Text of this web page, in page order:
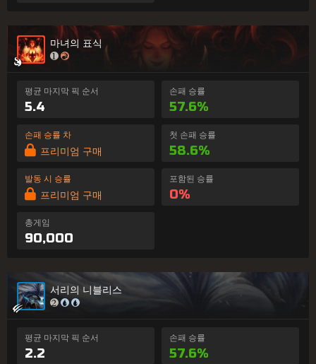
마녀의 표식
평균 마지막 픽 순서
5.4
손패 승률
57.6%
손패 승률 차
프리미엄 구매
첫 손패 승률
58.6%
발동 시 승률
프리미엄 구매
포함된 승률
0%
총게임
90,000
서리의 니블리스
평균 마지막 픽 순서
2.2
손패 승률
57.6%